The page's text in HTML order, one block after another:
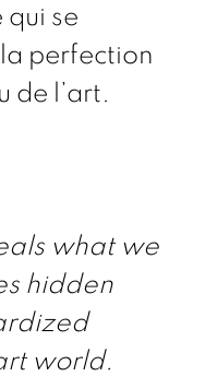
qui se
perfection
de l’art.
what we
hidden
world.